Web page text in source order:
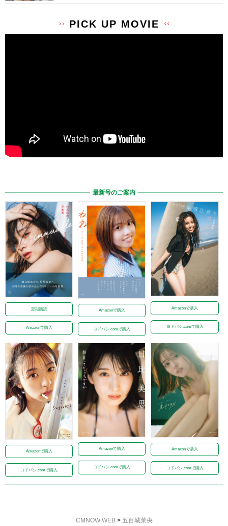
PICK UP MOVIE
最新号のご案内
定期購読
Amazonで購入
Amazonで購入
ヨドバシ.comで購入
Amazonで購入
ヨドバシ.comで購入
Amazonで購入
ヨドバシ.comで購入
Amazonで購入
ヨドバシ.comで購入
Amazonで購入
ヨドバシ.comで購入
CMNOW WEB> 五百城茉央